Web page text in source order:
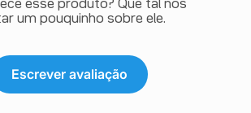
esse produto? Que tal nos
um pouquinho sobre ele.
Escrever avaliação